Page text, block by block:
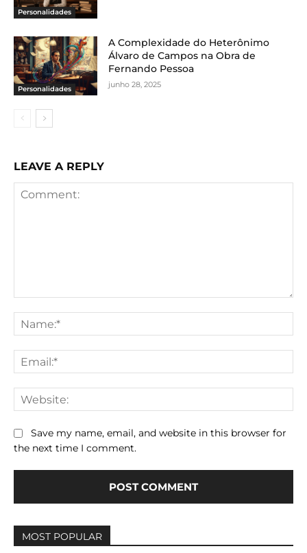
Personalidades
Personalidades
A Complexidade do Heterônimo
Álvaro de Campos na Obra de
Fernando Pessoa
junho 28, 2025
LEAVE A REPLY
Save my name, email, and website in this browser for
the next time I comment.
MOST POPULAR